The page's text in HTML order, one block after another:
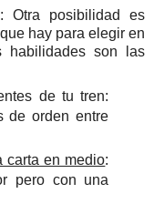
: Otra posibilidad es
hay para elegir en
habilidades son las
de tu tren:
de orden entre
carta en medio:
pero con una